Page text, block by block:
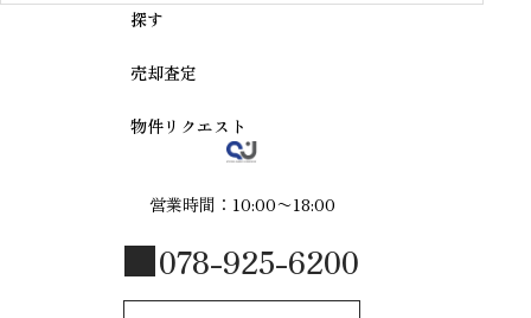
探す
売却査定
物件リクエスト
営業時間：10:00〜18:00
078-925-6200